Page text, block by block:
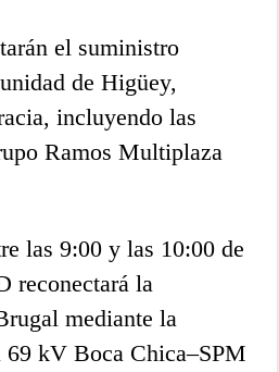
el suministro
de Higüey,
incluyendo las
Ramos Multiplaza
las 9:00 y las 10:00 de
reconectará la
mediante la
69 kV Boca Chica–SPM